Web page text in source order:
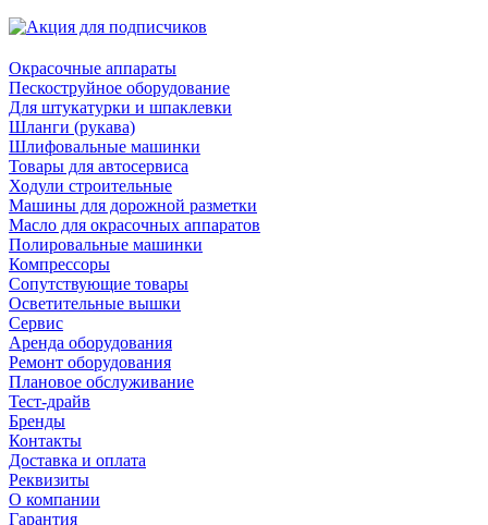
Окрасочные аппараты
Пескоструйное оборудование
Для штукатурки и шпаклевки
Шланги (рукава)
Шлифовальные машинки
Товары для автосервиса
Ходули строительные
Машины для дорожной разметки
Масло для окрасочных аппаратов
Полировальные машинки
Компрессоры
Сопутствующие товары
Осветительные вышки
Сервис
Аренда оборудования
Ремонт оборудования
Плановое обслуживание
Тест-драйв
Бренды
Контакты
Доставка и оплата
Реквизиты
О компании
Гарантия